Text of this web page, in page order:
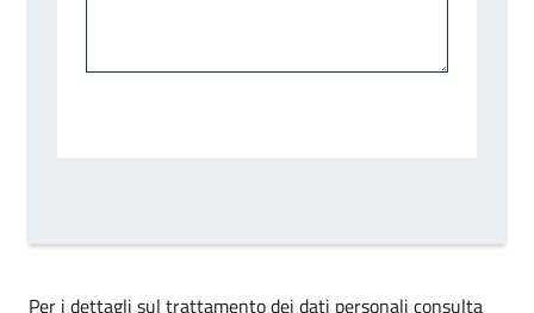
Per i dettagli sul trattamento dei dati personali consulta